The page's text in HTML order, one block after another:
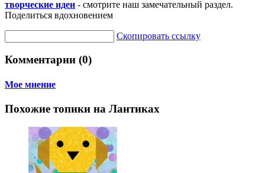
творческие идеи - смотрите наш замечательный раздел.
Поделиться вдохновением
Скопировать ссылку
Комментарии (0)
Мое мнение
Похожие топики на Лантиках